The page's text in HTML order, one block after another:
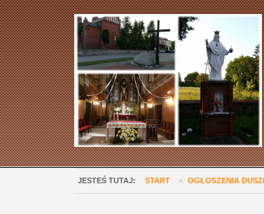
JESTEŚ TUTAJ: START » OGŁOSZENIA